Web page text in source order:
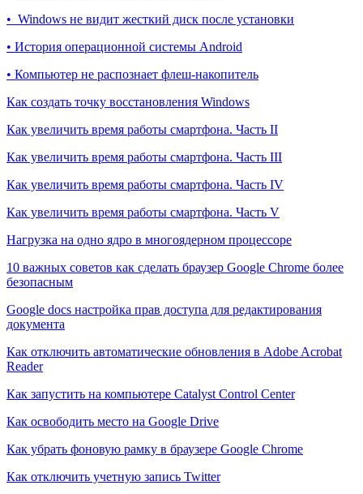
• Windows не видит жесткий диск после установки
• История операционной системы Android
• Компьютер не распознает флеш-накопитель
Как создать точку восстановления Windows
Как увеличить время работы смартфона. Часть II
Как увеличить время работы смартфона. Часть III
Как увеличить время работы смартфона. Часть IV
Как увеличить время работы смартфона. Часть V
Нагрузка на одно ядро в многоядерном процессоре
10 важных советов как сделать браузер Google Chrome более
безопасным
Google docs настройка прав доступа для редактирования
документа
Как отключить автоматические обновления в Adobe Acrobat
Reader
Как запустить на компьютере Catalyst Control Center
Как освободить место на Google Drive
Как убрать фоновую рамку в браузере Google Chrome
Как отключить учетную запись Twitter